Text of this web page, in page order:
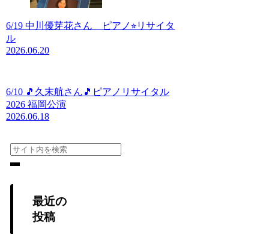
6/19 中川優芽花さん ピアノ⭐︎リサイタ
ル
2026.06.20
6/10 🎵久末航さん🎵ピアノリサイタル
2026 福岡公演
2026.06.18
最近の
投稿